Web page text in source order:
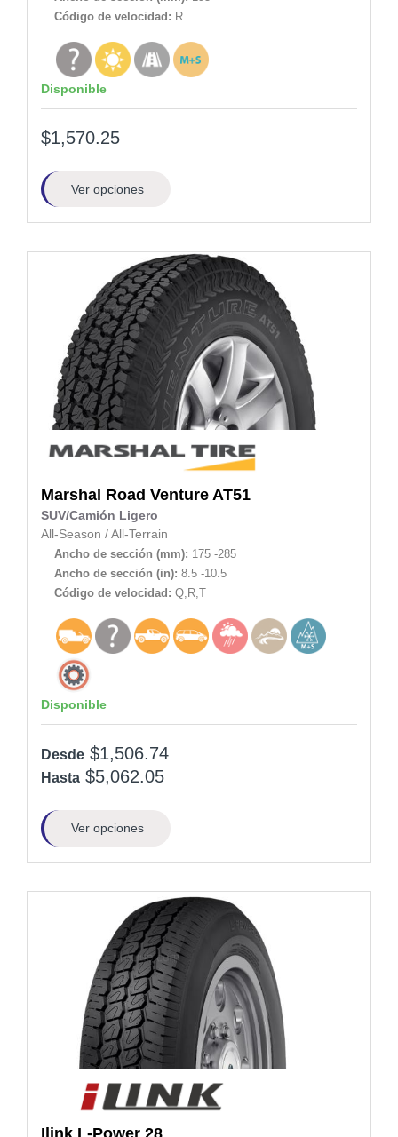
Código de velocidad: R
Disponible
$1,570.25
Ver opciones
Marshal Road Venture AT51
SUV/Camión Ligero
All-Season / All-Terrain
Ancho de sección (mm): 175 -285
Ancho de sección (in): 8.5 -10.5
Código de velocidad: Q,R,T
Disponible
Desde $1,506.74
Hasta $5,062.05
Ver opciones